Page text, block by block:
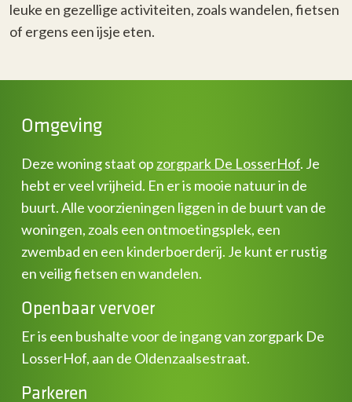
leuke en gezellige activiteiten, zoals wandelen, fietsen
of ergens een ijsje eten.
Omgeving
Deze woning staat op zorgpark De LosserHof. Je
hebt er veel vrijheid. En er is mooie natuur in de
buurt. Alle voorzieningen liggen in de buurt van de
woningen, zoals een ontmoetingsplek, een
zwembad en een kinderboerderij. Je kunt er rustig
en veilig fietsen en wandelen.
Openbaar vervoer
Er is een bushalte voor de ingang van zorgpark De
LosserHof, aan de Oldenzaalsestraat.
Parkeren